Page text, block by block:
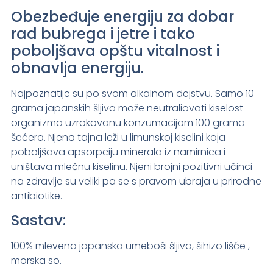
Obezbeđuje energiju za dobar
rad bubrega i jetre i tako
poboljšava opštu vitalnost i
obnavlja energiju.
Najpoznatije su po svom alkalnom dejstvu. Samo 10
grama japanskih šljiva može neutraliovati kiselost
organizma uzrokovanu konzumacijom 100 grama
šećera. Njena tajna leži u limunskoj kiselini koja
poboljšava apsorpciju minerala iz namirnica i
uništava mlečnu kiselinu. Njeni brojni pozitivni učinci
na zdravlje su veliki pa se s pravom ubraja u prirodne
antibiotike.
Sastav:
100% mlevena japanska umeboši šljiva, šihizo lišće ,
morska so.